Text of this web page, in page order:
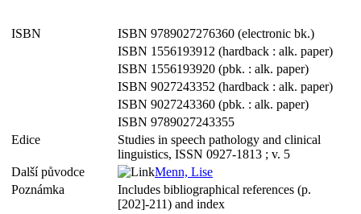
ISBN
ISBN 9789027276360 (electronic bk.)
ISBN 1556193912 (hardback : alk. paper)
ISBN 1556193920 (pbk. : alk. paper)
ISBN 9027243352 (hardback : alk. paper)
ISBN 9027243360 (pbk. : alk. paper)
ISBN 9789027243355
Edice
Studies in speech pathology and clinical
linguistics, ISSN 0927-1813 ; v. 5
Další původce
Menn, Lise
Poznámka
Includes bibliographical references (p.
[202]-211) and index